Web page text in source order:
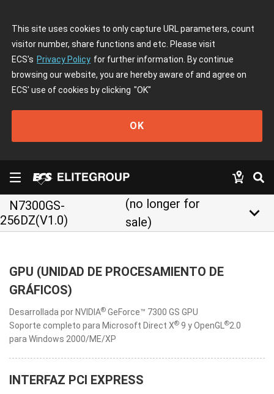
This site uses cookies to only capture URL parameters, count
visitor number, share functions and etc. Please visit
ECS's Privacy Policy for further information. By continue
browsing our website, you are hereby aware of and agree on
ECS' use of cookies by clicking "OK"
OK
N7300GS-
256DZ(V1.0)
(no longer for
sale)
keyboard_arrow_down
GPU (UNIDAD DE PROCESAMIENTO DE
GRÁFICOS)
Desarrollada por NVIDIA® GeForce™ 7300 GS GPU
Soporte completo para Microsoft Direct X® 9 y OpenGL ®2.0
para Windows 2000/ME/XP
INTERFAZ PCI EXPRESS